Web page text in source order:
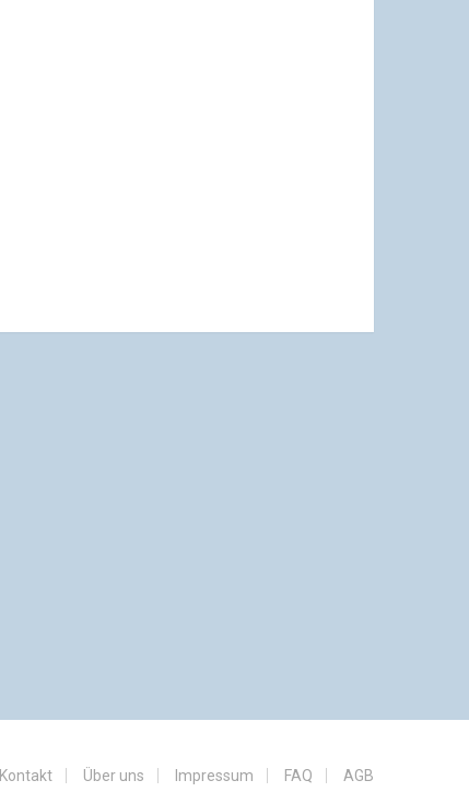
Kontakt Über uns Impressum FAQ AGB